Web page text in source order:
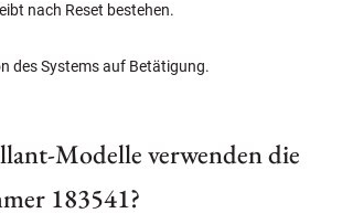
nach Reset bestehen.
des Systems auf Betätigung.
Modelle verwenden die
183541?